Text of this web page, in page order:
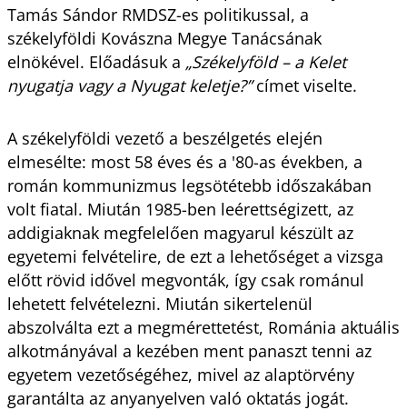
Tamás Sándor RMDSZ-es politikussal, a
székelyföldi Kovászna Megye Tanácsának
elnökével. Előadásuk a „Székelyföld – a Kelet
nyugatja vagy a Nyugat keletje?”címet viselte.
A székelyföldi vezető a beszélgetés elején
elmesélte: most 58 éves és a '80-as években, a
román kommunizmus legsötétebb időszakában
volt fiatal. Miután 1985-ben leérettségizett, az
addigiaknak megfelelően magyarul készült az
egyetemi felvételire, de ezt a lehetőséget a vizsga
előtt rövid idővel megvonták, így csak románul
lehetett felvételezni. Miután sikertelenül
abszolválta ezt a megmérettetést, Románia aktuális
alkotmányával a kezében ment panaszt tenni az
egyetem vezetőségéhez, mivel az alaptörvény
garantálta az anyanyelven való oktatás jogát.